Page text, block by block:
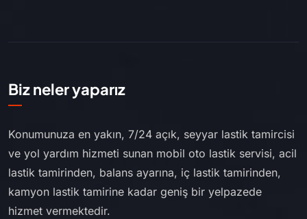
Biz neler yaparız
Konumunuza en yakın, 7/24 açık, seyyar lastik tamircisi
ve yol yardım hizmeti sunan mobil oto lastik servisi, acil
lastik tamirinden, balans ayarına, iç lastik tamirinden,
kamyon lastik tamirine kadar geniş bir yelpazede
hizmet vermektedir.